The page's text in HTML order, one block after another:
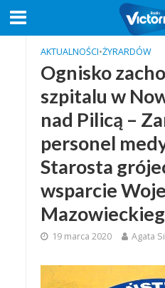
AKTUALNOŚCI•ŻYRARDÓW
Ognisko
szpitalu w
nad Pilicą –
personel
Starosta
wsparcie
19 marca 2020 Agata